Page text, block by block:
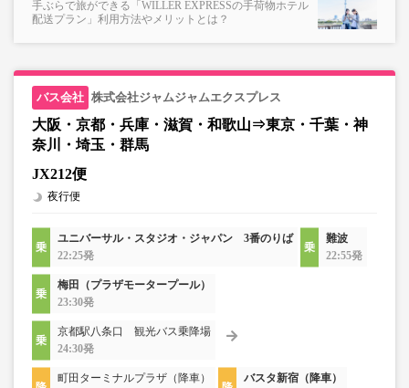
手ぶらで旅ができる「WILLER EXPRESSの手荷物ホテル
配送プラン」利用方法やメリットとは？
株式会社ジャムジャムエクスプレス
大阪・京都・兵庫・滋賀・和歌山⇒東京・千葉・神
奈川・埼玉・群馬
JX212便
夜行便
ユニバーサル・スタジオ・ジャパン 3番のりば
22:25発
難波
22:55発
梅田（プラザモータープール）
23:30発
京都駅八条口 観光バス乗降場
24:30発
町田ターミナルプラザ（降車）
バスタ新宿（降車）